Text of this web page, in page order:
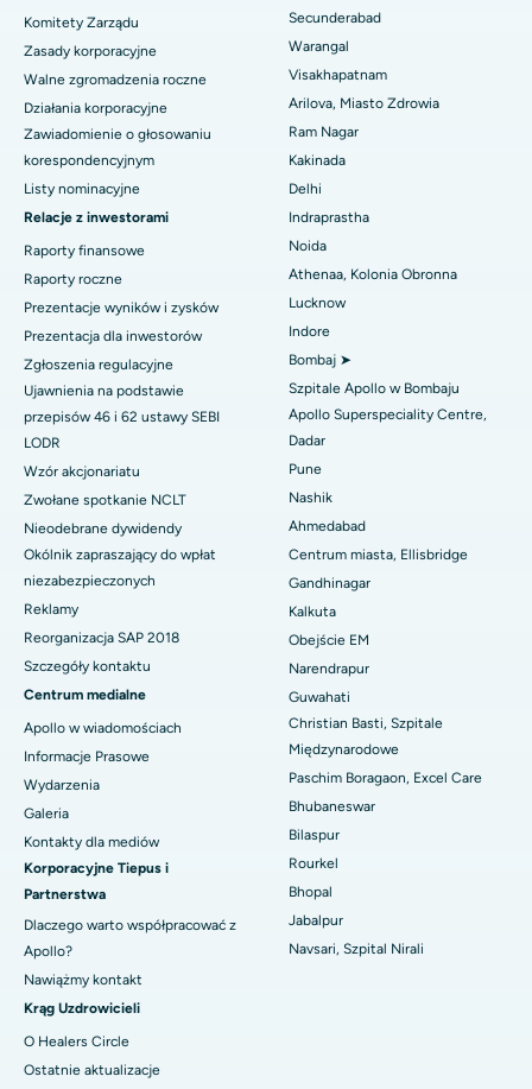
Najlepszy szpital w Vijay Nagar, Indore
Najlepszy szpital przy Suryaraopeta Main Road, Kakinada
Najlepszy szpital przy Canal Circular Road w Kalkucie
Najlepszy szpital w dzielnicy biznesowej Belapur, Navi Mumbai
Najlepszy szpital w Panchavati, Nashik
Najlepszy szpital w Secunderabad, Hajdarabad
Najlepszy szpital w Seshadripuram, Bangalore
Najlepszy szpital przy Waltair Main Road, Visakhapatnam
Najlepszy szpital na Subhash Nagar Road, Karimnagar
Najlepszy szpital w Managari, Karaikudi
Najlepszy szpital w Arepally, Warangal
Najlepszy szpital w Arera Colony, Bhopal
Najlepszy szpital w Jayanagar, Bangalore
Najlepszy szpital w KK Nagar, Madurai
Najlepszy szpital w Ramji Nagar, Nellore
Najlepszy szpital w sektorze 19, Rourkela
Najlepszy szpital w Swargate, Pune
Najlepszy szpital onkologiczny dla kobiet w południowym Delhi
Biopsja nerki
Paratyroidektomia
Chirurgia cytoredukcyjna
Ceramiczna całkowita wymiana stawu kolanowego
ERCP
Komitety Zarządu
Zasady korporacyjne
Walne zgromadzenia roczne
Działania korporacyjne
Zawiadomienie o głosowaniu
korespondencyjnym
Listy nominacyjne
Relacje z inwestorami
Raporty finansowe
Raporty roczne
Prezentacje wyników i zysków
Prezentacja dla inwestorów
Zgłoszenia regulacyjne
Ujawnienia na podstawie
przepisów 46 i 62 ustawy SEBI
LODR
Wzór akcjonariatu
Zwołane spotkanie NCLT
Nieodebrane dywidendy
Okólnik zapraszający do wpłat
niezabezpieczonych
Reklamy
Reorganizacja SAP 2018
Szczegóły kontaktu
Centrum medialne
Apollo w wiadomościach
Informacje Prasowe
Wydarzenia
Galeria
Kontakty dla mediów
Korporacyjne Tiepus i
Partnerstwa
Dlaczego warto współpracować z
Apollo?
Nawiążmy kontakt
Krąg Uzdrowicieli
O Healers Circle
Ostatnie aktualizacje
Secunderabad
Warangal
Visakhapatnam
Arilova, Miasto Zdrowia
Ram Nagar
Kakinada
Delhi
Indraprastha
Noida
Athenaa, Kolonia Obronna
Lucknow
Indore
Bombaj ➤
Szpitale Apollo w Bombaju
Apollo Superspeciality Centre,
Dadar
Pune
Nashik
Ahmedabad
Centrum miasta, Ellisbridge
Gandhinagar
Kalkuta
Obejście EM
Narendrapur
Guwahati
Christian Basti, Szpitale
Międzynarodowe
Paschim Boragaon, Excel Care
Bhubaneswar
Bilaspur
Rourkel
Bhopal
Jabalpur
Navsari, Szpital Nirali